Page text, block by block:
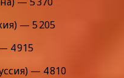
— 5 205
4 915
— 4 810